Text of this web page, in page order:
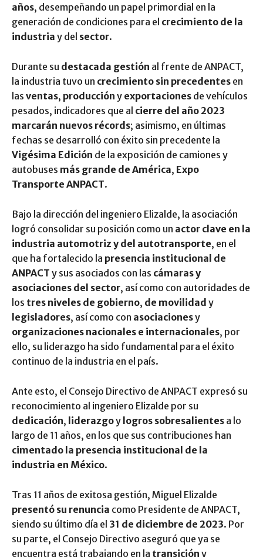
años, desempeñando un papel primordial en la
generación de condiciones para el crecimiento de la
industria y del sector.
Durante su destacada gestión al frente de ANPACT,
la industria tuvo un crecimiento sin precedentes en
las ventas, producción y exportaciones de vehículos
pesados, indicadores que al cierre del año 2023
marcarán nuevos récords; asimismo, en últimas
fechas se desarrolló con éxito sin precedente la
Vigésima Edición de la exposición de camiones y
autobuses más grande de América, Expo
Transporte ANPACT.
Bajo la dirección del ingeniero Elizalde, la asociación
logró consolidar su posición como un actor clave en la
industria automotriz y del autotransporte, en el
que ha fortalecido la presencia institucional de
ANPACT y sus asociados con las cámaras y
asociaciones del sector, así como con autoridades de
los tres niveles de gobierno, de movilidad y
legisladores, así como con asociacionesy
organizaciones nacionales e internacionales, por
ello, su liderazgo ha sido fundamental para el éxito
continuo de la industria en el país.
Ante esto, el Consejo Directivo de ANPACT expresó su
reconocimiento al ingeniero Elizalde por su
dedicación, liderazgoy logros sobresalientes a lo
largo de 11 años, en los que sus contribuciones han
cimentado la presencia institucional de la
industria en México.
Tras 11 años de exitosa gestión, Miguel Elizalde
presentó su renuncia como Presidente de ANPACT,
siendo su último día el 31 de diciembre de 2023. Por
su parte, el Consejo Directivo aseguró que ya se
encuentra está trabajando en la transición y